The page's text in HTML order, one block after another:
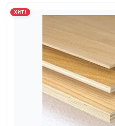
ХИТ!